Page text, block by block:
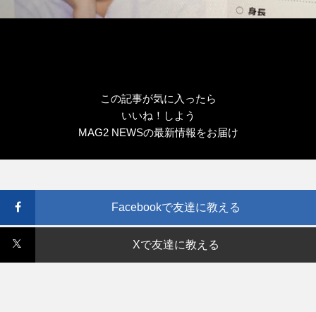
この記事が気に入ったら
いいね！しよう
MAG2 NEWSの最新情報をお届け
Facebookで友達に教える
Xで友達に教える